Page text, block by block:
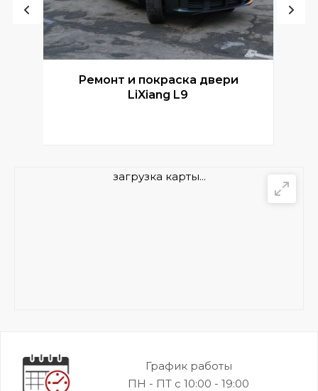
Ремонт и покраска двери
LiXiang L9
загрузка карты...
График работы
ПН - ПТ с 10:00 - 19:00